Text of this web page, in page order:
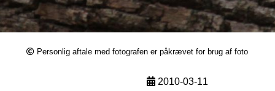
Personlig aftale med fotografen er påkrævet for brug af foto
2010-03-11